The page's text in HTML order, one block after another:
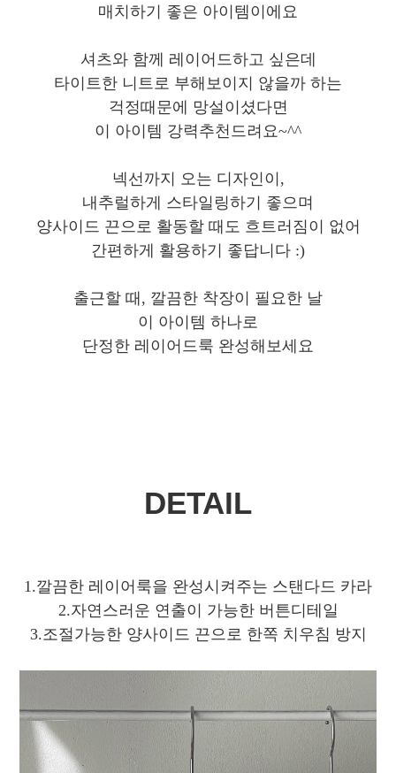
매치하기 좋은 아이템이에요
셔츠와 함께 레이어드하고 싶은데
타이트한 니트로 부해보이지 않을까 하는
걱정때문에 망설이셨다면
이 아이템 강력추천드려요~^^
넥선까지 오는 디자인이,
내추럴하게 스타일링하기 좋으며
양사이드 끈으로 활동할 때도 흐트러짐이 없어
간편하게 활용하기 좋답니다 :)
출근할 때, 깔끔한 착장이 필요한 날
이 아이템 하나로
단정한 레이어드룩 완성해보세요
DETAIL
1.깔끔한 레이어룩을 완성시켜주는 스탠다드 카라
2.자연스러운 연출이 가능한 버튼디테일
3.조절가능한 양사이드 끈으로 한쪽 치우침 방지